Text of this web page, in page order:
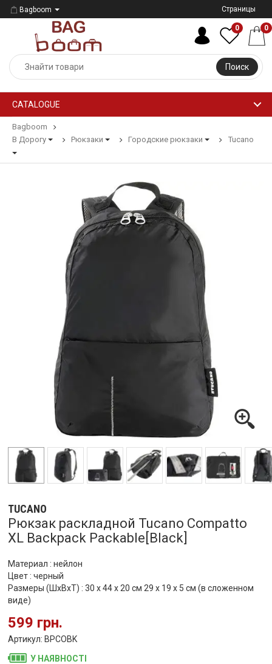
Bagboom Страницы
Поиск
0 0
CATALOGUE
Bagboom
В Дорогу
Рюкзаки Городские рюкзаки Tucano
TUCANO
Рюкзак раскладной Tucano Compatto
XL Backpack Packable[Black]
Материал : нейлон
Цвет : черный
Размеры (ШхВхТ) : 30 x 44 x 20 см 29 x 19 x 5 см (в сложенном
виде)
599 грн.
Артикул: BPCOBK
У НАЯВНОСТІ